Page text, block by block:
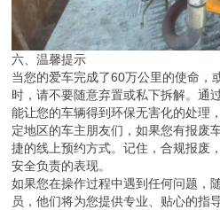
六、温馨提示
当您的爱车完成了60万公里的使命，
时，请不要随意弃置或私下拆解。通
能让您的车辆得到环保无害化的处理
定地区的车主朋友们，如果您有报废
捷的线上预约方式。记住，合规报废
安全负责的表现。
如果您在操作过程中遇到任何问题，
员，他们将为您提供专业、贴心的指